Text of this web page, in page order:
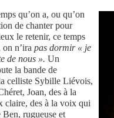
qu’on a, ou qu’on
de chanter pour
le retenir, ce temps
on n’ira pas dormir « je
de nous ». Un
la bande de
celliste Sybille Liévois,
Joan, des à la
claire, des à la voix qui
Ben, rugueuse et